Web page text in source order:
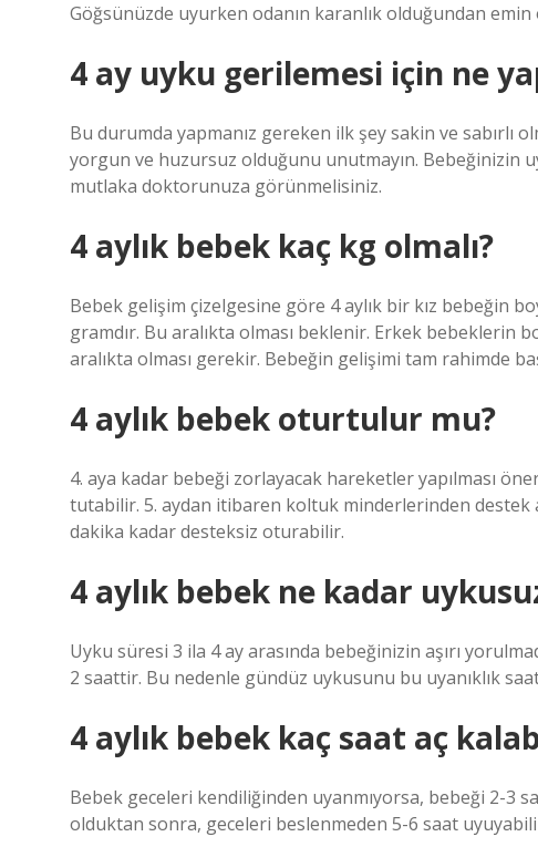
Göğsünüzde uyurken odanın karanlık olduğundan emin
4 ay uyku gerilemesi için ne
Bu durumda yapmanız gereken ilk şey sakin ve sabırlı
yorgun ve huzursuz olduğunu unutmayın.
mutlaka doktorunuza görünmelisiniz.
4 aylık bebek kaç kg olmalı?
Bebek gelişim çizelgesine göre 4 aylık bir kız bebeğin
gramdır. Bu aralıkta olması beklenir. Erkek bebeklerin
aralıkta olması gerekir. Bebeğin gelişimi tam rahimde
4 aylık bebek oturtulur mu?
4. aya kadar bebeği zorlayacak hareketler yapılması
tutabilir. 5. aydan itibaren koltuk minderlerinden destek
dakika kadar desteksiz oturabilir.
4 aylık bebek ne kadar
Uyku süresi 3 ila 4 ay arasında bebeğinizin aşırı
2 saattir. Bu nedenle gündüz uykusunu bu uyanıklık
4 aylık bebek kaç saat aç
Bebek geceleri kendiliğinden uyanmıyorsa, bebeği 2-3
olduktan sonra, geceleri beslenmeden 5-6 saat